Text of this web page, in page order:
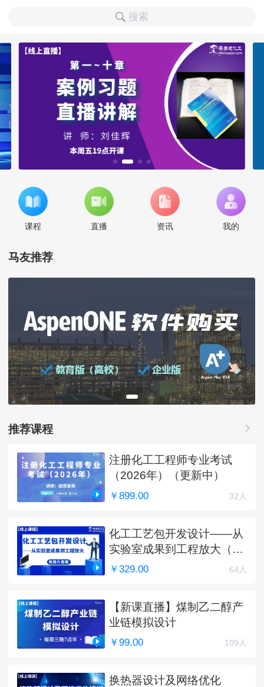
搜索
课程 直播 资讯 我的
马友推荐
推荐课程
注册化工工程师专业考试
（2026年）（更新中）
￥899.00 32人
化工工艺包开发设计——从
实验室成果到工程放大（完
结）
￥329.00 64人
【新课直播】煤制乙二醇产
业链模拟设计
￥99.00 109人
换热器设计及网络优化